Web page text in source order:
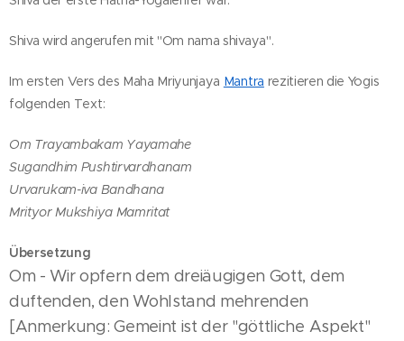
Shiva wird angerufen mit "Om nama shivaya".
Im ersten Vers des Maha Mriyunjaya Mantra rezitieren die Yogis
folgenden Text:
Om Trayambakam Yayamahe
Sugandhim Pushtirvardhanam
Urvarukam-iva Bandhana
Mrityor Mukshiya Mamritat
Übersetzung
Om - Wir opfern dem dreiäugigen Gott, dem
duftenden, den Wohlstand mehrenden
[Anmerkung: Gemeint ist der "göttliche Aspekt"